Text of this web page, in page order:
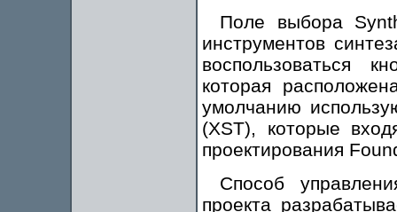
Поле выбора
инструментов
воспользоваться
которая
умолчанию
(XST), которые
проектирования
Способ
проекта